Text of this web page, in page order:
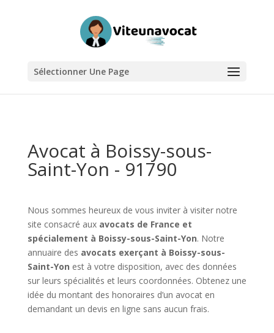
Sélectionner Une Page
Avocat à Boissy-sous-
Saint-Yon - 91790
Nous sommes heureux de vous inviter à visiter notre
site consacré aux avocats de France et
spécialement à Boissy-sous-Saint-Yon. Notre
annuaire des avocats exerçant à Boissy-sous-
Saint-Yon est à votre disposition, avec des données
sur leurs spécialités et leurs coordonnées. Obtenez une
idée du montant des honoraires d’un avocat en
demandant un devis en ligne sans aucun frais.